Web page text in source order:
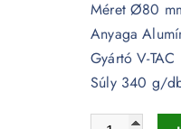
Méret Ø80
Anyaga
Gyártó V-TAC
Súly 340 g/